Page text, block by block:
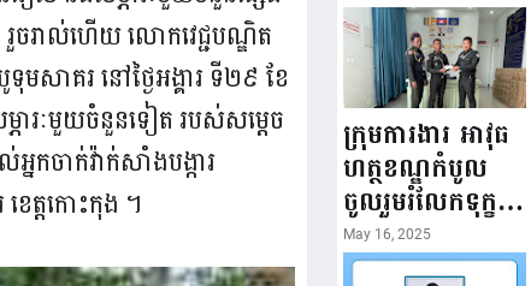
ចរាល់ហើយ លោកវេជ្ជបណ្ឌិត
មសាគរ នៅថ្ងៃអង្គារ ទី២៩ ខែ
ារៈមួយចំនួនទៀត របស់​សម្តេច​
នកចាក់វ៉ាក់សាំង​បង្ការ
េត្តកោះកុង ។
ឧសភា
ឆ្នាំ២០២៥នេះ
បានអញ្ជើញចុះធ្វើ
ជំរឿនថ្នាក់ដឹកនាំ
មន្ត្រីរាជការស៉ីវិល
នៃក្រសួងព័ត៌មាន...
ក្រុមការងារ អាវុធ
ហត្ថខណ្ឌកំបូល
ចូលរួមរំលែកទុក្ខ
ដល់គ្រួសារ
សមាជិក ដែល
May 16, 2025